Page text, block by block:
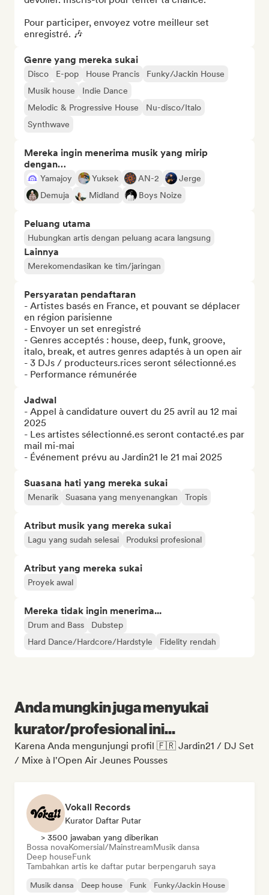
Pour participer, envoyez votre meilleur set
enregistré. 🎶
Genre yang mereka sukai
Disco E-pop House Prancis
Funky/Jackin House
Musik house
Indie Dance
Melodic & Progressive House
Nu-disco/Italo
Synthwave
Mereka ingin menerima musik yang mirip
dengan…
Yamajoy Yuksek AN-2
Jerge
Demuja
Midland Boys Noize
Peluang utama
Hubungkan artis dengan peluang acara langsung
Lainnya
Merekomendasikan ke tim/jaringan
Persyaratan pendaftaran
- Artistes basés en France, et pouvant se déplacer
en région parisienne
- Envoyer un set enregistré
- Genres acceptés : house, deep, funk, groove,
italo, break, et autres genres adaptés à un open air
- 3 DJs / producteurs.rices seront sélectionné.es
- Performance rémunérée
Jadwal
- Appel à candidature ouvert du 25 avril au 12 mai
2025
- Les artistes sélectionné.es seront contacté.es par
mail mi-mai
- Événement prévu au Jardin21 le 21 mai 2025
Suasana hati yang mereka sukai
Menarik Suasana yang menyenangkan Tropis
Atribut musik yang mereka sukai
Lagu yang sudah selesai Produksi profesional
Atribut yang mereka sukai
Proyek awal
Mereka tidak ingin menerima...
Drum and Bass
Dubstep
Hard Dance/Hardcore/Hardstyle
Fidelity rendah
Anda mungkin juga menyukai
kurator/profesional ini...
Karena Anda mengunjungi profil 🇫🇷 Jardin21 / DJ Set
/ Mixe à l'Open Air Jeunes Pousses
Vokall Records
Kurator Daftar Putar
> 3500 jawaban yang diberikan
Bossa novaKomersial/MainstreamMusik dansa
Deep houseFunk
Tambahkan artis ke daftar putar berpengaruh saya
Musik dansa Deep house Funk Funky/Jackin House